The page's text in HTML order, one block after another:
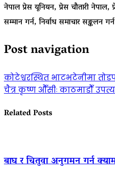
नेपाल प्रेस यूनियन, प्रेस चौतारी
सम्मान गर्न, निर्वाध समाचार सङ्कलन
Post navigation
कोटेश्वरस्थित भाटभटेनीमा
चैत्र कृष्ण औँसीः काठमाडौँ
Related Posts
बाघ र चितुवा अनुगमन गर्न